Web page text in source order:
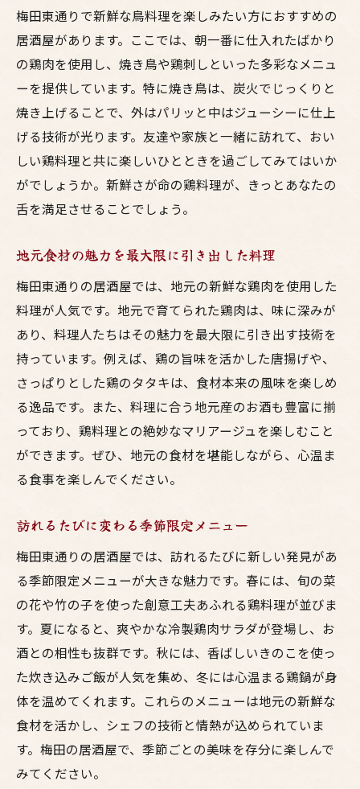
梅田東通りで新鮮な鳥料理を楽しみたい方におすすめの
居酒屋があります。ここでは、朝一番に仕入れたばかり
の鶏肉を使用し、焼き鳥や鶏刺しといった多彩なメニュ
ーを提供しています。特に焼き鳥は、炭火でじっくりと
焼き上げることで、外はパリッと中はジューシーに仕上
げる技術が光ります。友達や家族と一緒に訪れて、おい
しい鶏料理と共に楽しいひとときを過ごしてみてはいか
がでしょうか。新鮮さが命の鶏料理が、きっとあなたの
舌を満足させることでしょう。
地元食材の魅力を最大限に引き出した料理
梅田東通りの居酒屋では、地元の新鮮な鶏肉を使用した
料理が人気です。地元で育てられた鶏肉は、味に深みが
あり、料理人たちはその魅力を最大限に引き出す技術を
持っています。例えば、鶏の旨味を活かした唐揚げや、
さっぱりとした鶏のタタキは、食材本来の風味を楽しめ
る逸品です。また、料理に合う地元産のお酒も豊富に揃
っており、鶏料理との絶妙なマリアージュを楽しむこと
ができます。ぜひ、地元の食材を堪能しながら、心温ま
る食事を楽しんでください。
訪れるたびに変わる季節限定メニュー
梅田東通りの居酒屋では、訪れるたびに新しい発見があ
る季節限定メニューが大きな魅力です。春には、旬の菜
の花や竹の子を使った創意工夫あふれる鶏料理が並びま
す。夏になると、爽やかな冷製鶏肉サラダが登場し、お
酒との相性も抜群です。秋には、香ばしいきのこを使っ
た炊き込みご飯が人気を集め、冬には心温まる鶏鍋が身
体を温めてくれます。これらのメニューは地元の新鮮な
食材を活かし、シェフの技術と情熱が込められていま
す。梅田の居酒屋で、季節ごとの美味を存分に楽しんで
みてください。